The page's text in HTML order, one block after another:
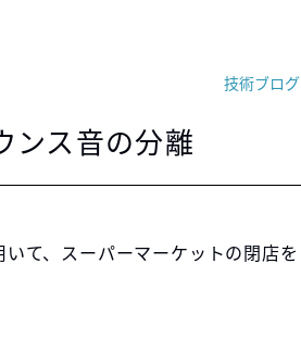
技術ブログ
ス音の分離
て、スーパーマーケットの閉店を